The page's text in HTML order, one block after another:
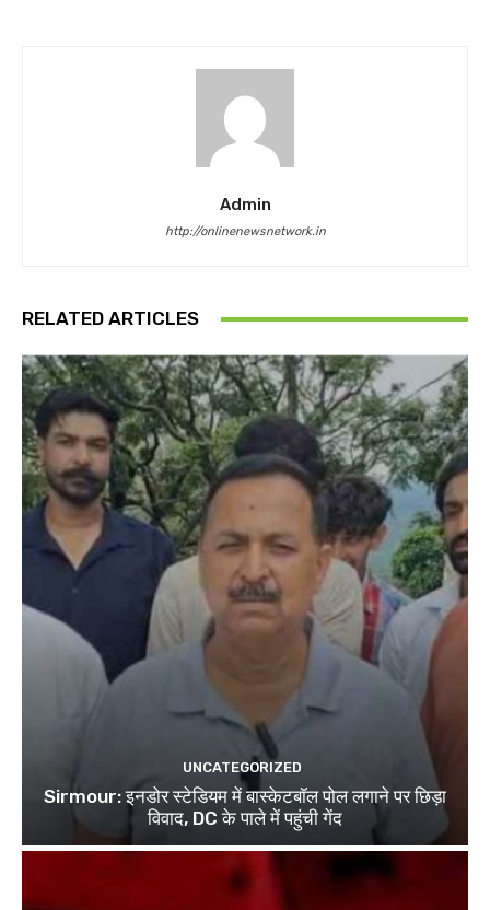
Admin
http://onlinenewsnetwork.in
RELATED ARTICLES
UNCATEGORIZED
Sirmour: इनडोर स्टेडियम में बास्केटबॉल पोल लगाने पर छिड़ा
विवाद, DC के पाले में पहुंची गेंद